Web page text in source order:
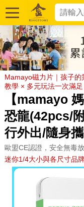
Mamayo磁力片｜孩子
教學 × 多元玩法一次滿足
【mamayo
恐龍(42pcs/
行外出/隨身
歐盟CE認證，安全無毒
迷你1/4大小與各尺寸品牌